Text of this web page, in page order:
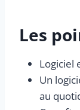
Les
Logiciel
Un
au